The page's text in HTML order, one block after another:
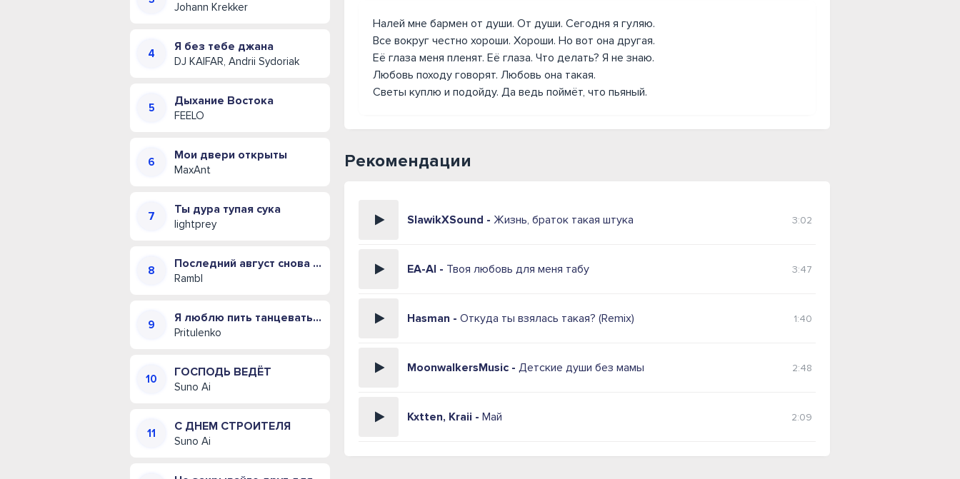
Johann Krekker
Я без тебе джана
DJ KAIFAR, Andrii Sydoriak
Дыхание Востока
FEELO
Мои двери открыты
MaxAnt
Ты дура тупая сука
lightprey
Последний август снова пахнет морем
Rambl
Я люблю пить танцевать и драться
Pritulenko
ГОСПОДЬ ВЕДЁТ
Suno Ai
С ДНЕМ СТРОИТЕЛЯ
Suno Ai
Налей мне бармен от души. От души. Сегодня я гуляю.
Все вокруг честно хороши. Хороши. Но вот она другая.
Её глаза меня пленят. Её глаза. Что делать? Я не знаю.
Любовь походу говорят. Любовь она такая.
Светы куплю и подойду. Да ведь поймёт, что пьяный.
Рекомендации
SlawikXSound - Жизнь, браток такая штука 3:02
EA-AI - Твоя любовь для меня табу 3:47
Hasman - Откуда ты взялась такая? (Remix) 1:40
MoonwalkersMusic - Детские души без мамы 2:48
Kxtten, Kraii - Май 2:09